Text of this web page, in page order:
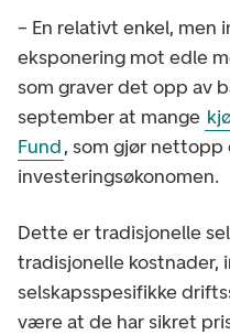
– En relativt enkel, men
eksponering mot edle
som graver det opp av
september at mange
Fund, som gjør
investeringsøkonomen.
Dette er tradisjonelle
tradisjonelle kostnader,
selskapsspesifikke
være at de har sikret